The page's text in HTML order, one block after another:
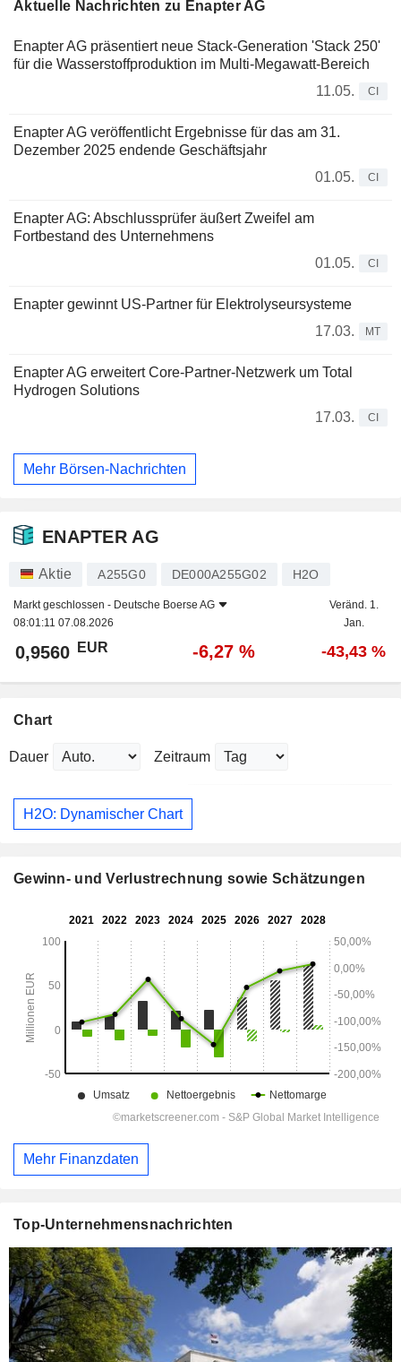
Aktuelle Nachrichten zu Enapter AG
Enapter AG präsentiert neue Stack-Generation 'Stack 250'
für die Wasserstoffproduktion im Multi-Megawatt-Bereich
11.05.
CI
Enapter AG veröffentlicht Ergebnisse für das am 31.
Dezember 2025 endende Geschäftsjahr
01.05.
CI
Enapter AG: Abschlussprüfer äußert Zweifel am
Fortbestand des Unternehmens
01.05.
CI
Enapter gewinnt US-Partner für Elektrolyseursysteme
17.03.
MT
Enapter AG erweitert Core-Partner-Netzwerk um Total
Hydrogen Solutions
17.03.
CI
Mehr Börsen-Nachrichten
ENAPTER AG
Aktie A255G0 DE000A255G02 H2O
Markt geschlossen - Deutsche Boerse AG
08:01:11 07.08.2026
Veränd. 1.
Jan.
0,9560 EUR -6,27 % -43,43 %
Chart
Dauer Zeitraum
H2O: Dynamischer Chart
Gewinn- und Verlustrechnung sowie Schätzungen
Mehr Finanzdaten
Top-Unternehmensnachrichten